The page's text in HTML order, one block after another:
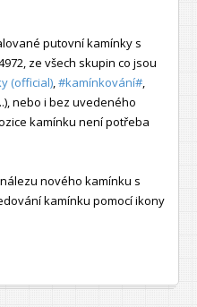
putovní kamínky s
ze všech skupin co jsou
(official) #kamínkování#
...), nebo i bez uvedeného
kamínku není potřeba
nového kamínku s
kamínku pomocí ikony